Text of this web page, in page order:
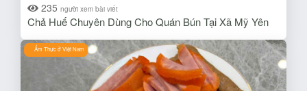
235 người xem bài viết
Chả Huế Chuyên Dùng Cho Quán Bún Tại Xã Mỹ Yên
Ẩm Thực ở Việt Nam